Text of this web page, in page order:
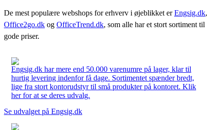
De mest populære webshops for erhverv i øjeblikket erEngsig.dk,
Office2go.dk og OfficeTrend.dk, som alle har et stort sortiment til
gode priser.
Engsig.dk har mere end 50.000 varenumre på lager, klar til
hurtig levering indenfor få dage. Sortimentet spænder bredt,
lige fra stort kontorudstyr til små produkter på kontoret. Klik
her for at se deres udvalg.
Se udvalget på Engsig.dk